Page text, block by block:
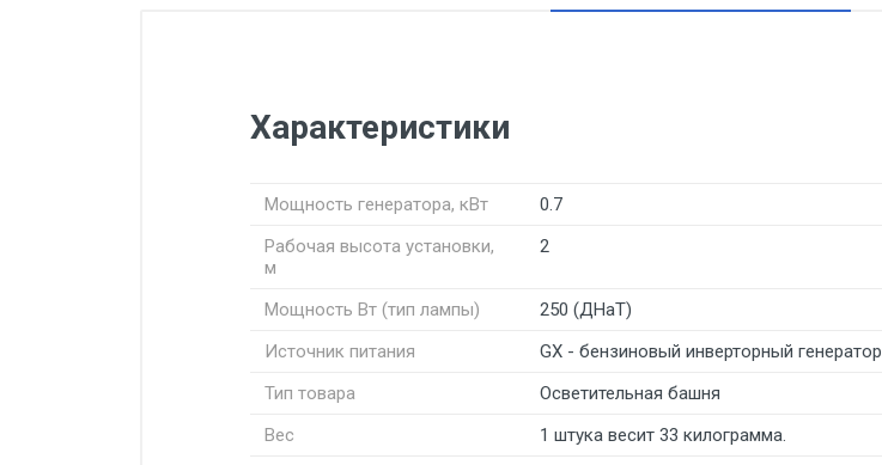
Характеристики
Мощность генератора, кВт
0.7
Рабочая высота установки,
м
2
Мощность Вт (тип лампы)
250 (ДНаТ)
Источник питания
GX - бензиновый инверторный генератор
Тип товара
Осветительная башня
Вес
1 штука весит 33 килограмма.